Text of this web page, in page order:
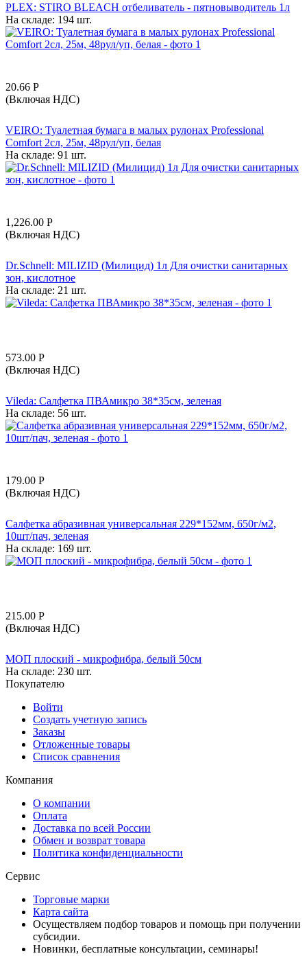
PLEX: STIRO BLEACH отбеливатель - пятновыводитель 1л
На складе: 194 шт.
20.66 Р
(Включая НДС)
VEIRO: Туалетная бумага в малых рулонах Professional
Comfort 2сл, 25м, 48рул/уп, белая
На складе: 91 шт.
1,226.00 Р
(Включая НДС)
Dr.Schnell: MILIZID (Милицид) 1л Для очистки санитарных
зон, кислотное
На складе: 21 шт.
573.00 Р
(Включая НДС)
Vileda: Салфетка ПВАмикро 38*35см, зеленая
На складе: 56 шт.
179.00 Р
(Включая НДС)
Салфетка абразивная универсальная 229*152мм, 650г/м2,
10шт/пач, зеленая
На складе: 169 шт.
215.00 Р
(Включая НДС)
МОП плоский - микрофибра, белый 50см
На складе: 230 шт.
Покупателю
Войти
Создать учетную запись
Заказы
Отложенные товары
Список сравнения
Компания
О компании
Оплата
Доставка по всей России
Обмен и возврат товара
Политика конфиденциальности
Сервис
Торговые марки
Карта сайта
Осуществляем подбор товаров и помощь при получении
субсидии.
Новинки, бесплатные консультации, семинары!